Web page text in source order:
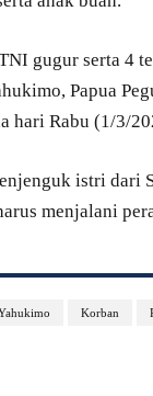
gugur serta 4
Papua
hari Rabu (1/3/
istri dari
menjalani
Korban